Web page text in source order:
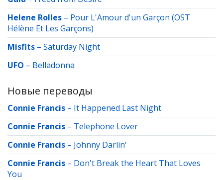
Helene Rolles – Pour L'Amour d'un Garçon (OST
Hélène Et Les Garçons)
Misfits – Saturday Night
UFO – Belladonna
Новые переводы
Connie Francis – It Happened Last Night
Connie Francis – Telephone Lover
Connie Francis – Johnny Darlin'
Connie Francis – Don't Break the Heart That Loves
You